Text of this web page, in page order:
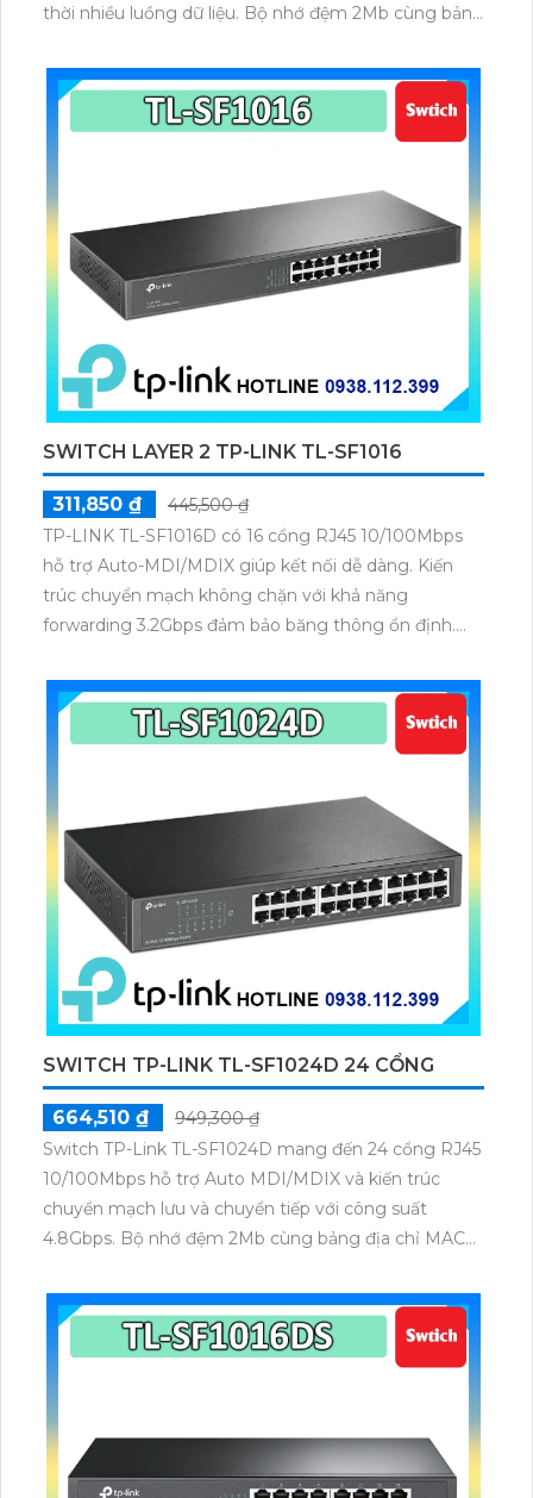
thời nhiều luồng dữ liệu. Bộ nhớ đệm 2Mb cùng bảng
người dùng truy cập. Vỏ thép chuẩn 19inch chắc
chắn nguồn 100-240VAC tiết kiệm năng lượng tối đa.
SWITCH LAYER 2 TP-LINK TL-SF1016
311,850 ₫
445,500 ₫
TP-LINK TL-SF1016D có 16 cổng RJ45 10/100Mbps
hỗ trợ Auto-MDI/MDIX giúp kết nối dễ dàng. Kiến
trúc chuyển mạch không chặn với khả năng
forwarding 3.2Gbps đảm bảo băng thông ổn định.
Backpressure khi Half Duplex giảm nghẽn. Vỏ nhựa
desktop gắn tường, nguồn ngoài 9VDC/0.6A tiết
kiệm điện năng tối đa.
SWITCH TP-LINK TL-SF1024D 24 CỔNG
664,510 ₫
949,300 ₫
Switch TP-Link TL-SF1024D mang đến 24 cổng RJ45
10/100Mbps hỗ trợ Auto MDI/MDIX và kiến trúc
chuyển mạch lưu và chuyển tiếp với công suất
4.8Gbps. Bộ nhớ đệm 2Mb cùng bảng địa chỉ MAC
9VDC/0.6A tiết kiệm năng lượng đến 75% đảm bảo
hoạt động ổn định cho môi trường văn phòng vừa và
nhỏ.